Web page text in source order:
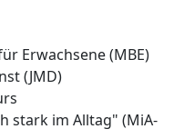
Erwachsene (MBE)
(JMD)
stark im Alltag" (MiA-